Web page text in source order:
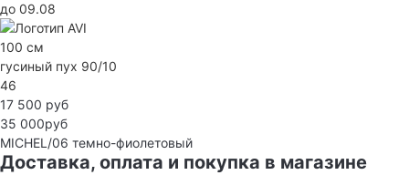
до 09.08
100 см
гусиный пух 90/10
46
17 500 руб
35 000руб
MICHEL/06 темно-фиолетовый
Доставка, оплата и покупка в магазине